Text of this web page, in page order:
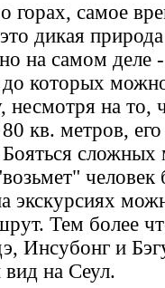
горах, самое
дикая
на самом деле
которых
на то,
кв. метров,
человек
экскурсиях
Тем более
Инсубонг и
на Сеул.